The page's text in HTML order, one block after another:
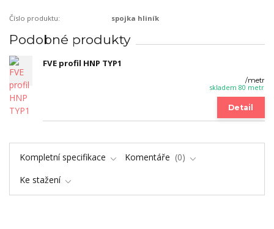
Číslo produktu: spojka hliník
Podobné produkty
FVE profil HNP TYP1
/metr
skladem 80 metr
Detail
Kompletní specifikace Komentáře
0
Ke stažení